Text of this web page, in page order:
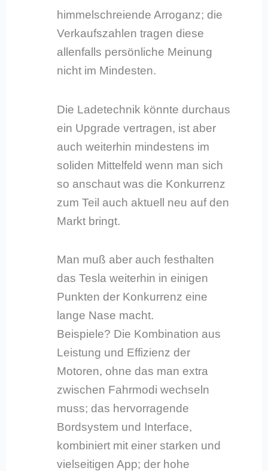
himmelschreiende Arroganz; die
Verkaufszahlen tragen diese
allenfalls persönliche Meinung
nicht im Mindesten.
Die Ladetechnik könnte durchaus
ein Upgrade vertragen, ist aber
auch weiterhin mindestens im
soliden Mittelfeld wenn man sich
so anschaut was die Konkurrenz
zum Teil auch aktuell neu auf den
Markt bringt.
Man muß aber auch festhalten
das Tesla weiterhin in einigen
Punkten der Konkurrenz eine
lange Nase macht.
Beispiele? Die Kombination aus
Leistung und Effizienz der
Motoren, ohne das man extra
zwischen Fahrmodi wechseln
muss; das hervorragende
Bordsystem und Interface,
kombiniert mit einer starken und
vielseitigen App; der hohe